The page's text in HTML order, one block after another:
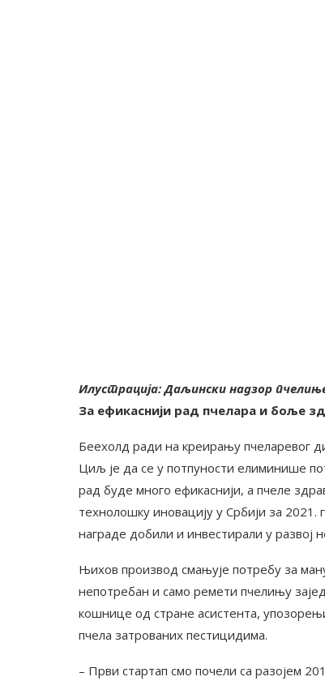
Илустрација: Даљински надзор
За ефикаснији рад пчелара и боље
Беехолд ради на креирању пчеларевог
Циљ је да се у потпуности елиминише
рад буде много ефикаснији, а пчеле
технолошку иновацију у Србији за 2021.
награде добили и инвестирали у
Њихов производ смањује потребу за
непотребан и само ремети пчелињу
кошнице од стране асистента,
пчела затрованих пестицидима.
– Први стартап смо почели са разојем